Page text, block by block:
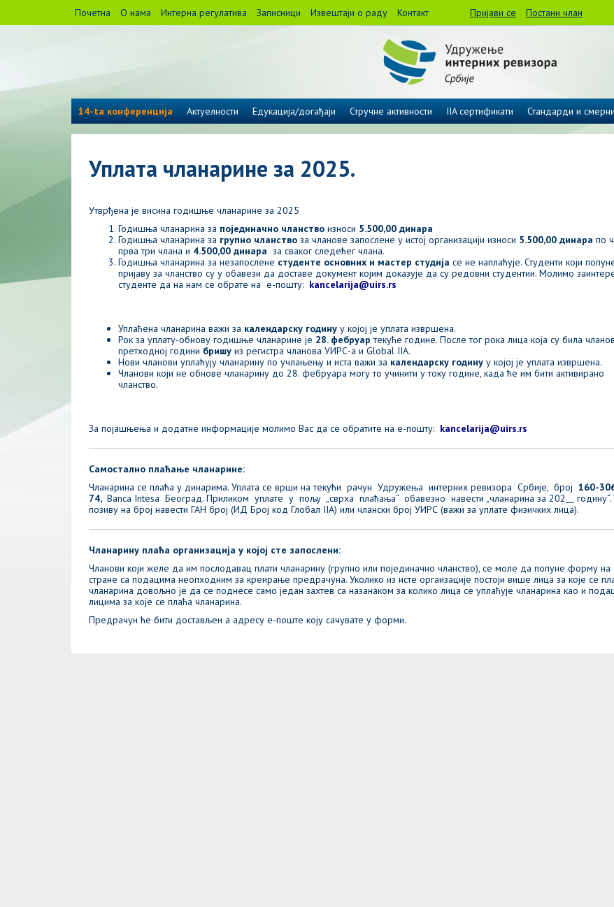
Почетна О нама Интерна регулатива Записници Извештаји о раду Контакт Пријави се Постани члан
14-ta конференција Актуелности Едукација/догађаји Стручне активности IIA сертификати Стандарди и
Уплата чланарине за 2025.
Утврђена је висина годишње чланарине за 2025
Годишња чланарина за појединачно чланство износи 5.500,00 динара
Годишња чланарина за групно чланство за чланове запослене у истој организацији износи 5.500,00 динара по
прва три члана и 4.500,00 динара за сваког следећег члана.
Годишња чланарина за незапослене студенте основних и мастер студија се не наплаћује. Студенти који
пријаву за чланство су у обавези да доставе документ којим доказује да су редовни студентии. Молимо
студенте да на нам се обрате на е-пошту: kancelarija@uirs.rs
Уплаћена чланарина важи за календарску годину у којој је уплата извршена.
Рок за уплату-обнову годишње чланарине је 28. фебруар текуће године. После тог рока лица која су била
претходној години бришу из регистра чланова УИРС-а и Global IIA.
Нови чланови уплаћују чланарину по учлањењу и иста важи за календарску годину у којој је уплата извршена.
Чланови који не обнове чланарину до 28. фебруара могу то учинити у току године, када ће им бити активирано
чланство.
За појашњења и додатне информације молимо Вас да се обратите на е-пошту: kancelarija@uirs.rs
Самостално плаћање чланарине:
Чланарина се плаћа у динарима. Уплата се врши на текући рачун Удружења интерних ревизора Србије, број 160-
74, Banca Intesa Београд. Приликом уплате у пољу „сврха плаћања“ обавезно навести „чланарина за 202
годину“.
позиву на број навести ГАН број (ИД Број код Глобал IIA) или члански број УИРС (важи за уплате физичких лица).
Чланарину плаћа организација у којој сте запослени:
Чланови који желе да им послодавац плати чланарину (групно или појединачно чланство), се моле да попуне форму на
стране са подацима неопходним за креирање предрачуна. Уколико из исте оргаизације постоји више лица за које се
чланарина довољно је да се поднесе само један захтев са назанаком за колико лица се уплаћује чланарина као и
лицима за које се плаћа чланарина.
Предрачун ће бити достављен а адресу е-поште коју сачувате у форми.